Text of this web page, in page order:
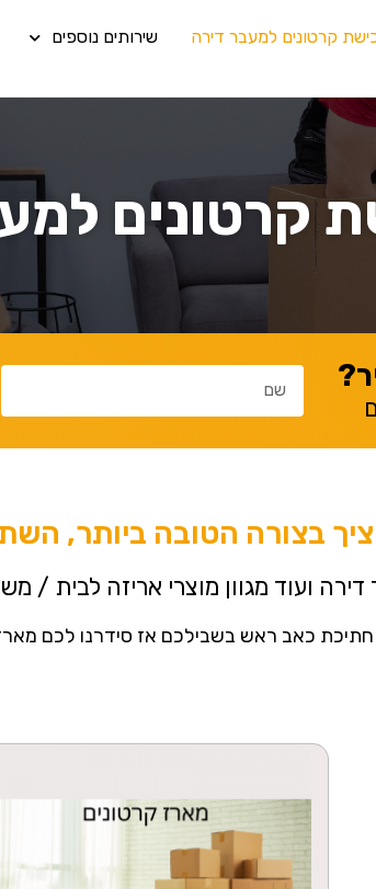
קרטונים למעבר דירה שירותים נוספים
קרטונים
בצורה הטובה ביותר,
ועוד מגוון מוצרי אריזה לבית /
כאב ראש בשבילכם אז סידרנו לכם